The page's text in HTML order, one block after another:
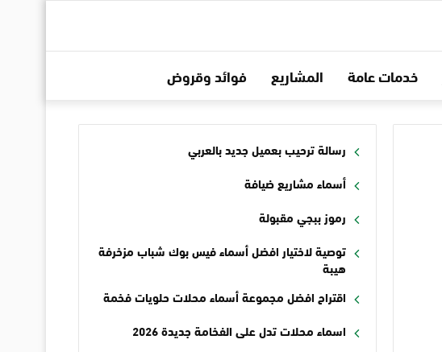
خدمات عامة المشاريع فوائد وقروض
رسالة ترحيب بعميل جديد بالعربي
أسماء مشاريع ضيافة
رموز ببجي مقبولة
توصية لاختيار افضل أسماء فيس بوك شباب مزخرفة
هيبة
اقتراح افضل مجموعة أسماء محلات حلويات فخمة
اسماء محلات تدل على الفخامة جديدة 2026